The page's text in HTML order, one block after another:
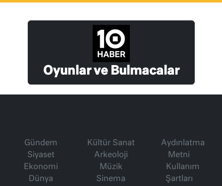
Oyunlar ve Bulmacalar
Gündem
Siyaset
Ekonomi
Dünya
Kültür Sanat
Arkeoloji
Müzik
Sinema
Aydınlatma
Metni
Kullanım
Şartları